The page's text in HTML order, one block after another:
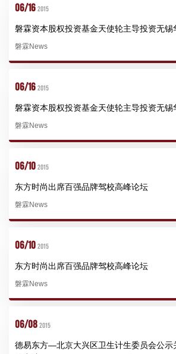
06/16 2015
磐霖资本股权投资基金天使轮主导投资无锡
磐霖News
06/16 2015
磐霖资本股权投资基金天使轮主导投资无锡
磐霖News
06/10 2015
东方时尚出席百强品牌驾校高峰论坛
磐霖News
06/10 2015
东方时尚出席百强品牌驾校高峰论坛
磐霖News
06/08 2015
德易东方—北京大兴区卫生计生委员会公示